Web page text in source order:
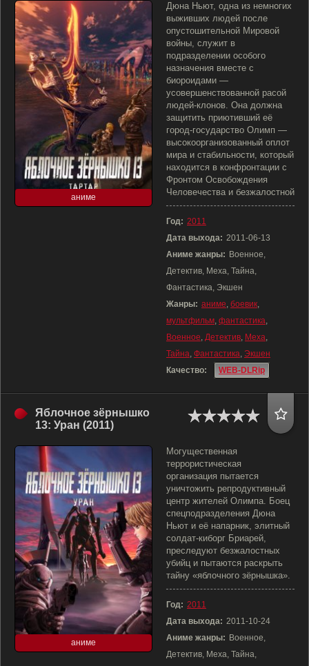
аниме
Дюна Ньют, одна из немногих
выживших людей после
опустошительной Мировой
войны, служит в
подразделении особого
назначения вместе с
биороидами —
усовершенствованной расой
людей-клонов. Она должна
защитить приютивший её
город-государство Олимп —
высокоорганизованный оплот
мира и стабильности, который
находится в конфронтации с
Фронтом Освобождения
Человечества и безжалостной
Год: 2011
Дата выхода: 2011-06-13
Аниме жанры: Военное,
Детектив, Меха, Тайна,
Фантастика, Экшен
Жанры: аниме, боевик,
мультфильм, фантастика,
Военное, Детектив, Меха,
Тайна, Фантастика, Экшен
Качество:
WEB-DLRip
Яблочное зёрнышко
13: Уран (2011)
аниме
Могущественная
террористическая
организация пытается
уничтожить репродуктивный
центр жителей Олимпа. Боец
спецподразделения Дюна
Ньют и её напарник, элитный
солдат-киборг Бриарей,
преследуют безжалостных
убийц и пытаются раскрыть
тайну «яблочного зёрнышка».
Год: 2011
Дата выхода: 2011-10-24
Аниме жанры: Военное,
Детектив, Меха, Тайна,